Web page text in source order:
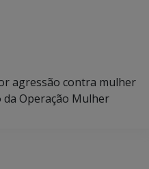
agressão contra mulher
da Operação Mulher